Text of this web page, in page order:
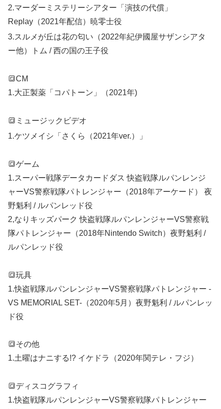
2.マーダーミステリーシアター「演技の代償」
Replay（2021年配信）暁零士役
3.スルメが丘は花の匂い（2022年紀伊國屋サザンシアタ
ー他）トム / 西の国の王子役
🔳CM
1.大正製薬「コパトーン」（2021年)
🔳 ミュージックビデオ
1.ケツメイシ「さくら（2021年ver.）」
🔳ゲーム
1.スーパー戦隊データカードダス 快盗戦隊ルパンレンジ
ャーVS警察戦隊パトレンジャー（2018年アーケード） 夜
野魁利 / ルパンレッド役
2,なりキッズパーク 快盗戦隊ルパンレンジャーVS警察戦
隊パトレンジャー（2018年Nintendo Switch）夜野魁利 /
ルパンレッド役
🔳玩具
1.快盗戦隊ルパンレンジャーVS警察戦隊パトレンジャー -
VS MEMORIAL SET-（2020年5月）夜野魁利 / ルパンレッ
ド役
🔳その他
1.土曜はナニする!? イケドラ（2020年関テレ・フジ）
🔳ディスコグラフィ
1.快盗戦隊ルパンレンジャーVS警察戦隊パトレンジャー